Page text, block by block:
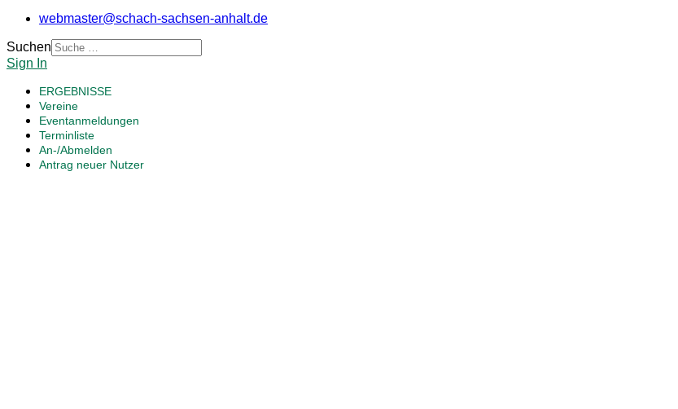
webmaster@schach-sachsen-anhalt.de
Suchen
Sign In
ERGEBNISSE
Vereine
Eventanmeldungen
Terminliste
An-/Abmelden
Antrag neuer Nutzer